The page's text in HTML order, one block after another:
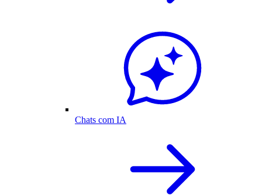
Chats com IA